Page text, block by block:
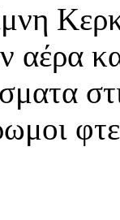
αέρα